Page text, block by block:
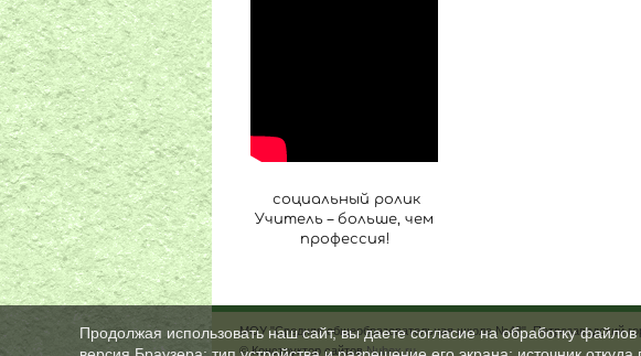
социальный ролик
Учитель – больше, чем
профессия!
МОУ "Средняя общеобразовательная школа №48", Петрозаводский
© Конструктор сайтовNubex.ru
Продолжая использовать наш сайт, вы даете согласие на обработку